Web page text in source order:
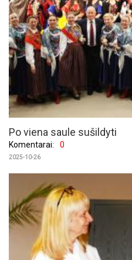
Po viena saule sušildyti
Komentarai: 0
2025-10-26